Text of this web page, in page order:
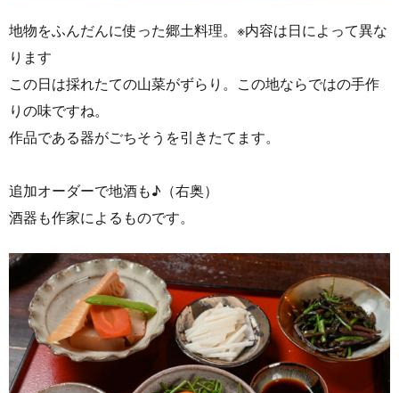
地物をふんだんに使った郷土料理。※内容は日によって異な
ります
この日は採れたての山菜がずらり。この地ならではの手作
りの味ですね。
作品である器がごちそうを引きたてます。
追加オーダーで地酒も♪（右奥）
酒器も作家によるものです。